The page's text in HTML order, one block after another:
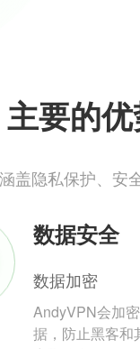
主要的
盖隐私保护、安
数据安全
数据加密
AndyVPN会加
据，防止黑客和